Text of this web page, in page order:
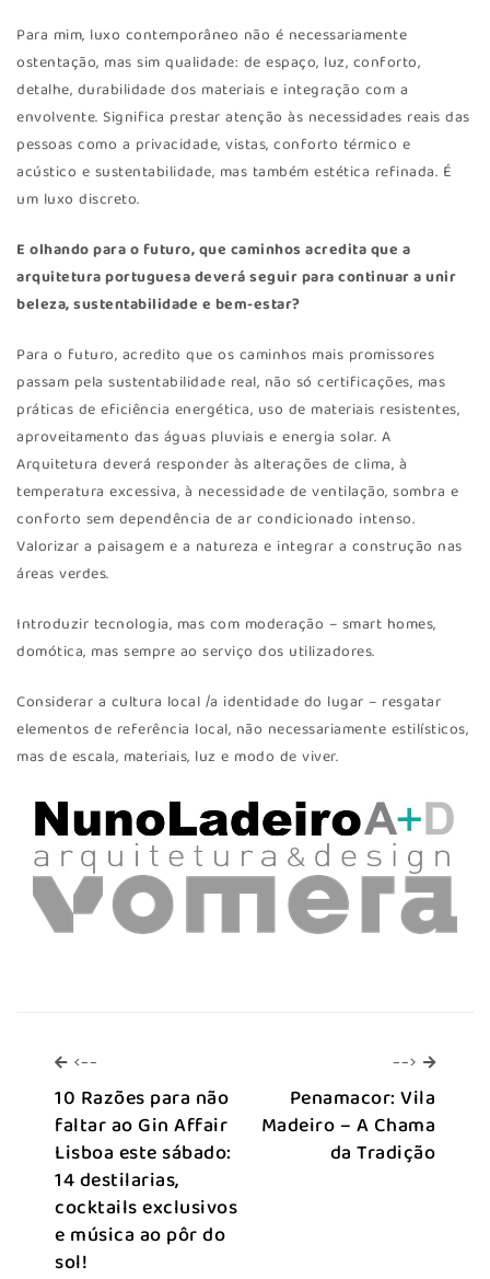
Para mim, luxo contemporâneo não é necessariamente
ostentação, mas sim qualidade: de espaço, luz, conforto,
detalhe, durabilidade dos materiais e integração com a
envolvente. Significa prestar atenção às necessidades reais das
pessoas como a privacidade, vistas, conforto térmico e
acústico e sustentabilidade, mas também estética refinada. É
um luxo discreto.
E olhando para o futuro, que caminhos acredita que a
arquitetura portuguesa deverá seguir para continuar a unir
beleza, sustentabilidade e bem-estar?
Para o futuro, acredito que os caminhos mais promissores
passam pela sustentabilidade real, não só certificações, mas
práticas de eficiência energética, uso de materiais resistentes,
aproveitamento das águas pluviais e energia solar. A
Arquitetura deverá responder às alterações de clima, à
temperatura excessiva, à necessidade de ventilação, sombra e
conforto sem dependência de ar condicionado intenso.
Valorizar a paisagem e a natureza e integrar a construção nas
áreas verdes.
Introduzir tecnologia, mas com moderação – smart homes,
domótica, mas sempre ao serviço dos utilizadores.
Considerar a cultura local /a identidade do lugar – resgatar
elementos de referência local, não necessariamente estilísticos,
mas de escala, materiais, luz e modo de viver.
<--
10 Razões para não
faltar ao Gin Affair
Lisboa este sábado:
14 destilarias,
cocktails exclusivos
e música ao pôr do
sol!
--> -->
Penamacor: Vila
Madeiro – A Chama
da Tradição